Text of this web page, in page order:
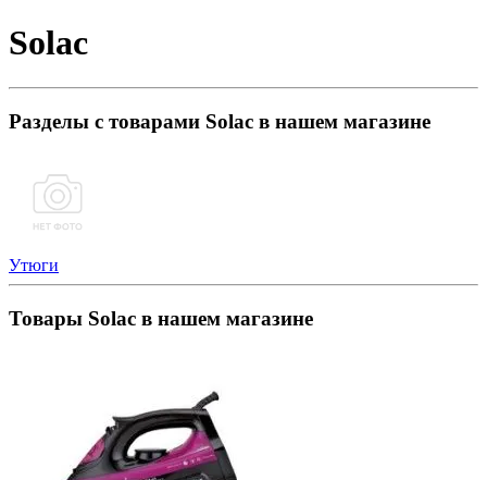
Solac
Разделы с товарами Solac в нашем магазине
Утюги
Товары Solac в нашем магазине